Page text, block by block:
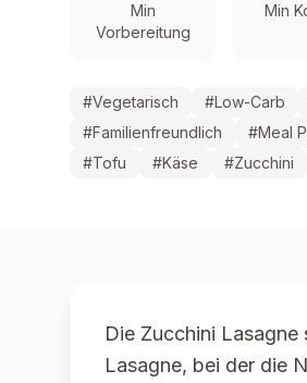
Min
Vorbereitung
Min
#Vegetarisch #Low-Carb
#Familienfreundlich #Meal
#Tofu #Käse #Zucchini
Die Zucchini Lasagne
Lasagne, bei der die